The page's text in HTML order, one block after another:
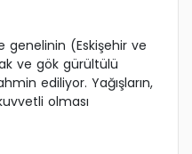
genelinin (Eskişehir ve
ve gök gürültülü
ediliyor. Yağışların,
olması